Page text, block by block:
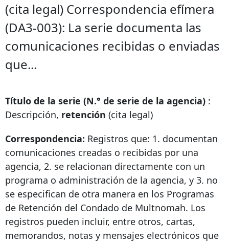
(cita legal) Correspondencia efímera
(DA3-003): La serie documenta las
comunicaciones recibidas o enviadas
que...
Título de la serie (N.° de serie de la agencia) :
Descripción, retención (cita legal)
Correspondencia: Registros que: 1. documentan
comunicaciones creadas o recibidas por una
agencia, 2. se relacionan directamente con un
programa o administración de la agencia, y 3. no
se especifican de otra manera en los Programas
de Retención del Condado de Multnomah. Los
registros pueden incluir, entre otros, cartas,
memorandos, notas y mensajes electrónicos que